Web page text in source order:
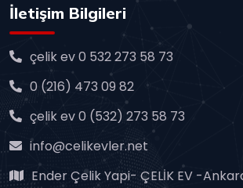
İletişim Bilgileri
çelik ev 0 532 273 58 73
0 (216) 473 09 82
çelik ev 0 (532) 273 58 73
info@celikevler.net
Ender Çelik Yapi- ÇELİK EV -